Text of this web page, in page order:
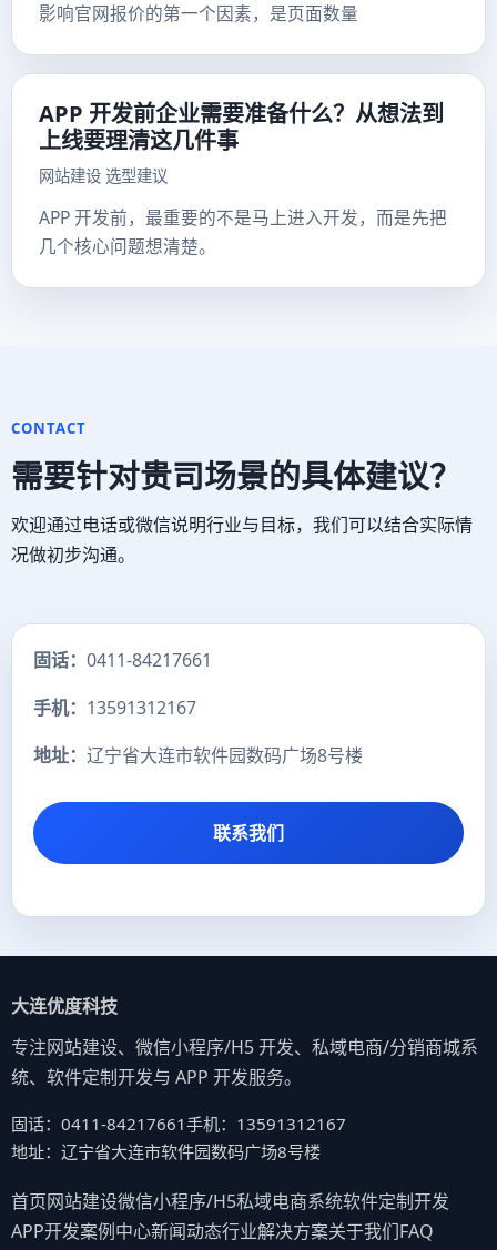
影响官网报价的第一个因素，是页面数量
APP 开发前企业需要准备什么？从想法到
上线要理清这几件事
网站建设 选型建议
APP 开发前，最重要的不是马上进入开发，而是先把
几个核心问题想清楚。
CONTACT
需要针对贵司场景的具体建议？
欢迎通过电话或微信说明行业与目标，我们可以结合实际情
况做初步沟通。
固话： 0411-84217661
手机： 13591312167
地址： 辽宁省大连市软件园数码广场8号楼
联系我们
大连优度科技
专注网站建设、微信小程序/H5 开发、私域电商/分销商城系
统、软件定制开发与 APP 开发服务。
固话：0411-84217661手机：13591312167
地址：辽宁省大连市软件园数码广场8号楼
首页网站建设微信小程序/H5私域电商系统软件定制开发
APP开发案例中心新闻动态行业解决方案关于我们FAQ